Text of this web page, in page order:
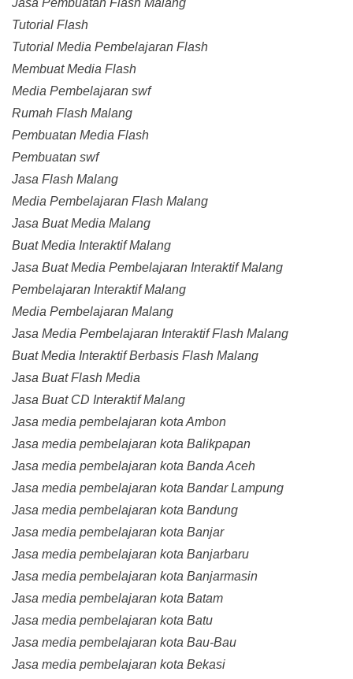
Jasa Pembuatan Flash Malang
Tutorial Flash
Tutorial Media Pembelajaran Flash
Membuat Media Flash
Media Pembelajaran swf
Rumah Flash Malang
Pembuatan Media Flash
Pembuatan swf
Jasa Flash Malang
Media Pembelajaran Flash Malang
Jasa Buat Media Malang
Buat Media Interaktif Malang
Jasa Buat Media Pembelajaran Interaktif Malang
Pembelajaran Interaktif Malang
Media Pembelajaran Malang
Jasa Media Pembelajaran Interaktif Flash Malang
Buat Media Interaktif Berbasis Flash Malang
Jasa Buat Flash Media
Jasa Buat CD Interaktif Malang
Jasa media pembelajaran kota Ambon
Jasa media pembelajaran kota Balikpapan
Jasa media pembelajaran kota Banda Aceh
Jasa media pembelajaran kota Bandar Lampung
Jasa media pembelajaran kota Bandung
Jasa media pembelajaran kota Banjar
Jasa media pembelajaran kota Banjarbaru
Jasa media pembelajaran kota Banjarmasin
Jasa media pembelajaran kota Batam
Jasa media pembelajaran kota Batu
Jasa media pembelajaran kota Bau-Bau
Jasa media pembelajaran kota Bekasi